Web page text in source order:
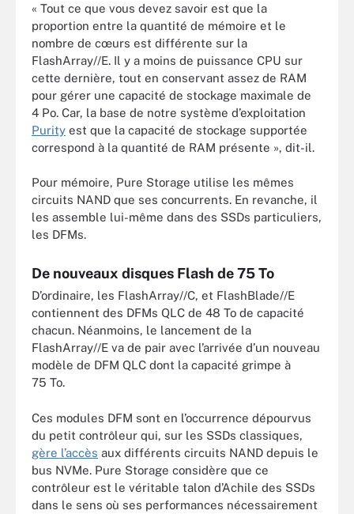
« Tout ce que vous devez savoir est que la
proportion entre la quantité de mémoire et le
nombre de cœurs est différente sur la
FlashArray//E. Il y a moins de puissance CPU sur
cette dernière, tout en conservant assez de RAM
pour gérer une capacité de stockage maximale de
4 Po. Car, la base de notre système d’exploitation
Purity est que la capacité de stockage supportée
correspond à la quantité de RAM présente », dit-il.
Pour mémoire, Pure Storage utilise les mêmes
circuits NAND que ses concurrents. En revanche, il
les assemble lui-même dans des SSDs particuliers,
les DFMs.
De nouveaux disques Flash de 75 To
D’ordinaire, les FlashArray//C, et FlashBlade//E
contiennent des DFMs QLC de 48 To de capacité
chacun. Néanmoins, le lancement de la
FlashArray//E va de pair avec l’arrivée d’un nouveau
modèle de DFM QLC dont la capacité grimpe à
75 To.
Ces modules DFM sont en l’occurrence dépourvus
du petit contrôleur qui, sur les SSDs classiques,
gère l’accès aux différents circuits NAND depuis le
bus NVMe. Pure Storage considère que ce
contrôleur est le véritable talon d’Achile des SSDs
dans le sens où ses performances nécessairement